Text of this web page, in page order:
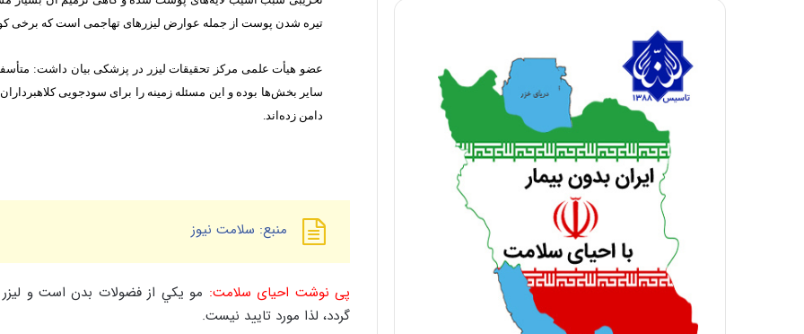
تیره شدن پوست از جمله عوارض لیزرهای تهاجمی است که برخی
عضو هیأت علمی مرکز تحقیقات لیزر در پزشکی بیان داشت:
سایر بخش‌ها بوده و این مسئله زمینه را برای سودجویی
دامن زده‌اند.
منبع: سلامت نیوز
پی نوشت احیای سلامت: مو يكي از فضولات بدن است و
گردد، لذا مورد تایید نیست.